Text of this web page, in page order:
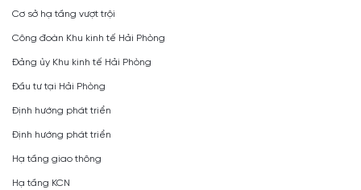
Cơ sở hạ tầng vượt trội
Công đoàn Khu kinh tế Hải Phòng
Đảng ủy Khu kinh tế Hải Phòng
Đầu tư tại Hải Phòng
Định hướng phát triển
Định hướng phát triển
Hạ tầng giao thông
Hạ tầng KCN